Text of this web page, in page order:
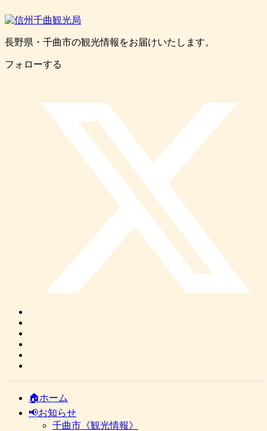
長野県・千曲市の観光情報をお届けいたします。
フォローする
🏠ホーム
📢お知らせ
千曲市《観光情報》